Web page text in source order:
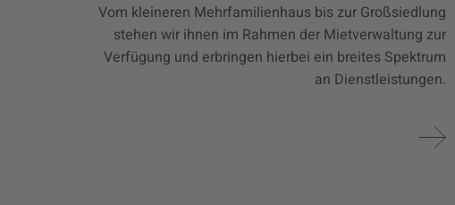
Vom kleineren Mehrfamilienhaus bis zur Großsiedlung
stehen wir ihnen im Rahmen der Mietverwaltung zur
Verfügung und erbringen hierbei ein breites Spektrum
an Dienstleistungen.